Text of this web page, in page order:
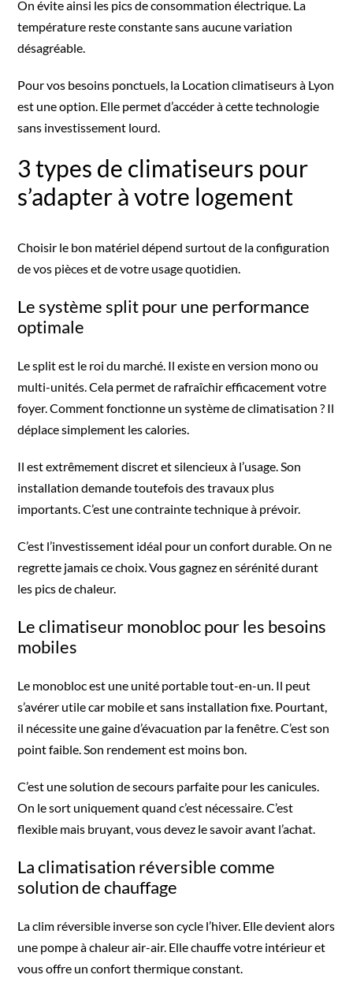
On évite ainsi les pics de consommation électrique. La
température reste constante sans aucune variation
désagréable.
Pour vos besoins ponctuels, la Location climatiseurs à Lyon
est une option. Elle permet d’accéder à cette technologie
sans investissement lourd.
3 types de climatiseurs pour
s’adapter à votre logement
Choisir le bon matériel dépend surtout de la configuration
de vos pièces et de votre usage quotidien.
Le système split pour une performance
optimale
Le split est le roi du marché. Il existe en version mono ou
multi-unités. Cela permet de rafraîchir efficacement votre
foyer. Comment fonctionne un système de climatisation ? Il
déplace simplement les calories.
Il est extrêmement discret et silencieux à l’usage. Son
installation demande toutefois des travaux plus
importants. C’est une contrainte technique à prévoir.
C’est l’investissement idéal pour un confort durable. On ne
regrette jamais ce choix. Vous gagnez en sérénité durant
les pics de chaleur.
Le climatiseur monobloc pour les besoins
mobiles
Le monobloc est une unité portable tout-en-un. Il peut
s’avérer utile car mobile et sans installation fixe. Pourtant,
il nécessite une gaine d’évacuation par la fenêtre. C’est son
point faible. Son rendement est moins bon.
C’est une solution de secours parfaite pour les canicules.
On le sort uniquement quand c’est nécessaire. C’est
flexible mais bruyant, vous devez le savoir avant l’achat.
La climatisation réversible comme
solution de chauffage
La clim réversible inverse son cycle l’hiver. Elle devient alors
une pompe à chaleur air-air. Elle chauffe votre intérieur et
vous offre un confort thermique constant.